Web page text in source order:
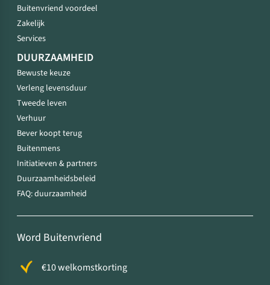
Buitenvriend voordeel
Zakelijk
Services
DUURZAAMHEID
Bewuste keuze
Verleng levensduur
Tweede leven
Verhuur
Bever koopt terug
Buitenmens
Initiatieven & partners
Duurzaamheidsbeleid
FAQ: duurzaamheid
Word Buitenvriend
€10 welkomstkorting